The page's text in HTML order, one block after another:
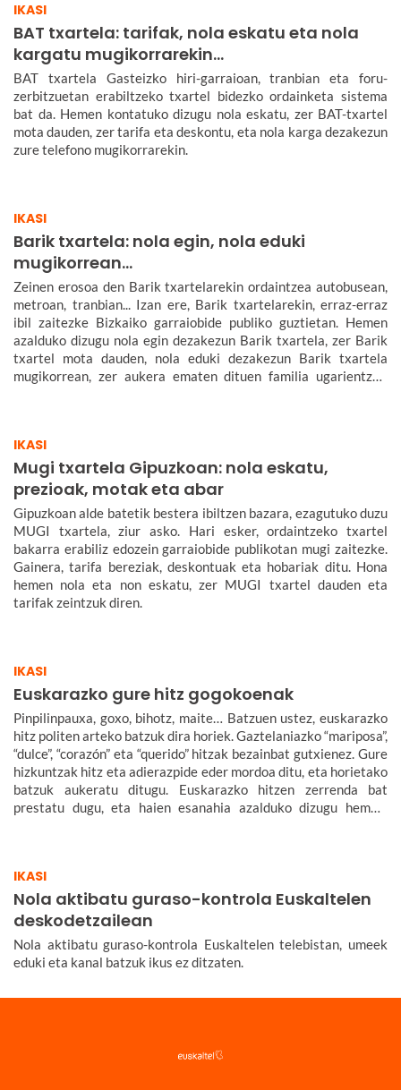
IKASI
BAT txartela: tarifak, nola eskatu eta nola
kargatu mugikorrarekin...
BAT txartela Gasteizko hiri-garraioan, tranbian eta foru-
zerbitzuetan erabiltzeko txartel bidezko ordainketa sistema
bat da. Hemen kontatuko dizugu nola eskatu, zer BAT-txartel
mota dauden, zer tarifa eta deskontu, eta nola karga dezakezun
zure telefono mugikorrarekin.
IKASI
Barik txartela: nola egin, nola eduki
mugikorrean...
Zeinen erosoa den Barik txartelarekin ordaintzea autobusean,
metroan, tranbian... Izan ere, Barik txartelarekin, erraz-erraz
ibil zaitezke Bizkaiko garraiobide publiko guztietan. Hemen
azalduko dizugu nola egin dezakezun Barik txartela, zer Barik
txartel mota dauden, nola eduki dezakezun Barik txartela
mugikorrean, zer aukera ematen dituen familia ugarientzat,
IKASI
Mugi txartela Gipuzkoan: nola eskatu,
prezioak, motak eta abar
Gipuzkoan alde batetik bestera ibiltzen bazara, ezagutuko duzu
MUGI txartela, ziur asko. Hari esker, ordaintzeko txartel
bakarra erabiliz edozein garraiobide publikotan mugi zaitezke.
Gainera, tarifa bereziak, deskontuak eta hobariak ditu. Hona
hemen nola eta non eskatu, zer MUGI txartel dauden eta
tarifak zeintzuk diren.
IKASI
Euskarazko gure hitz gogokoenak
Pinpilinpauxa, goxo, bihotz, maite… Batzuen ustez, euskarazko
hitz politen arteko batzuk dira horiek. Gaztelaniazko “mariposa”,
“dulce”, “corazón” eta “querido” hitzak bezainbat gutxienez. Gure
hizkuntzak hitz eta adierazpide eder mordoa ditu, eta horietako
batzuk aukeratu ditugu. Euskarazko hitzen zerrenda bat
prestatu dugu, eta haien esanahia azalduko dizugu hemen.
IKASI
Nola aktibatu guraso-kontrola Euskaltelen
deskodetzailean
Nola aktibatu guraso-kontrola Euskaltelen telebistan, umeek
eduki eta kanal batzuk ikus ez ditzaten.